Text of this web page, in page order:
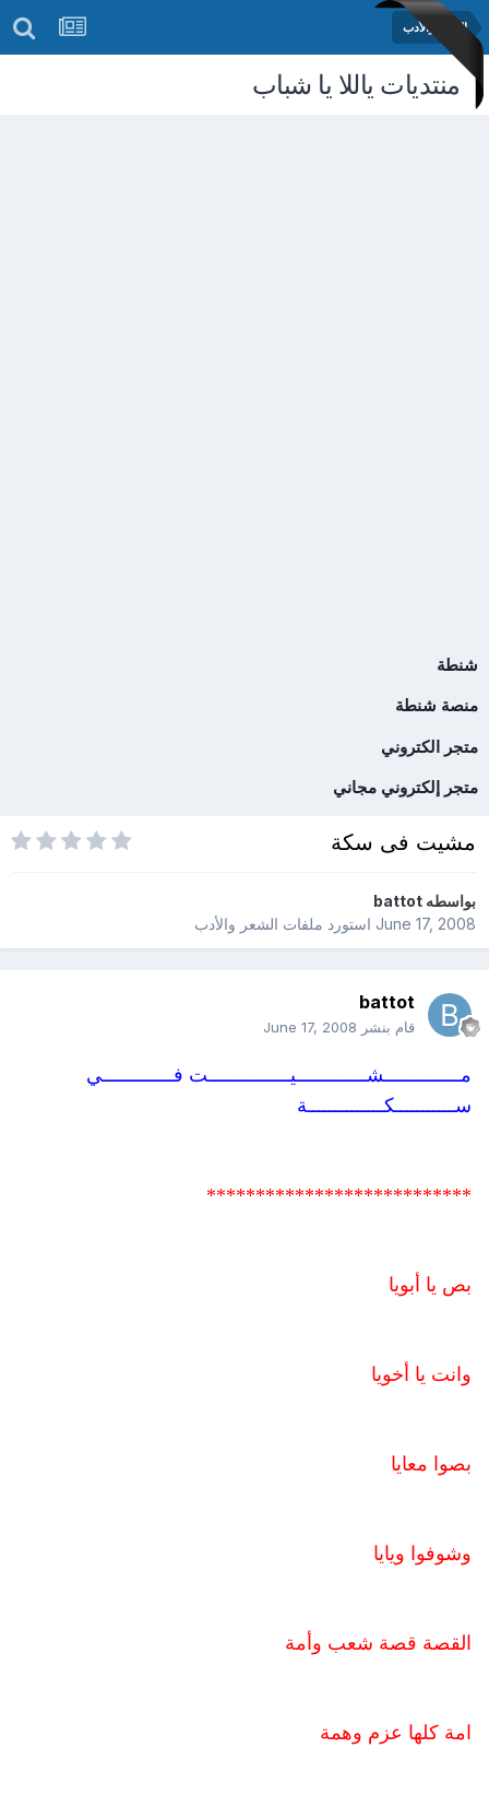
الشعر والأدب
منتديات ياللا يا شباب
شنطة
منصة شنطة
متجر الكتروني
متجر إلكتروني مجاني
مشيت فى سكة
بواسطهbattot
June 17, 2008استورد ملفات الشعر والأدب
battot
قام بنشر June 17, 2008
مــــــــــــــشـــــــــــــيـــــــــــــــت فـــــــــــــي
ســـــــــــكــــــــــــــة
***************************
بص يا أبويا
وانت يا أخويا
بصوا معايا
وشوفوا ويايا
القصة قصة شعب وأمة
امة كلها عزم وهمة